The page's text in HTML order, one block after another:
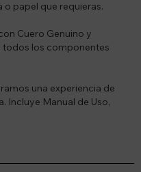
papel que requieras.
Cuero Genuino y
todos los componentes
una experiencia de
Incluye Manual de Uso,